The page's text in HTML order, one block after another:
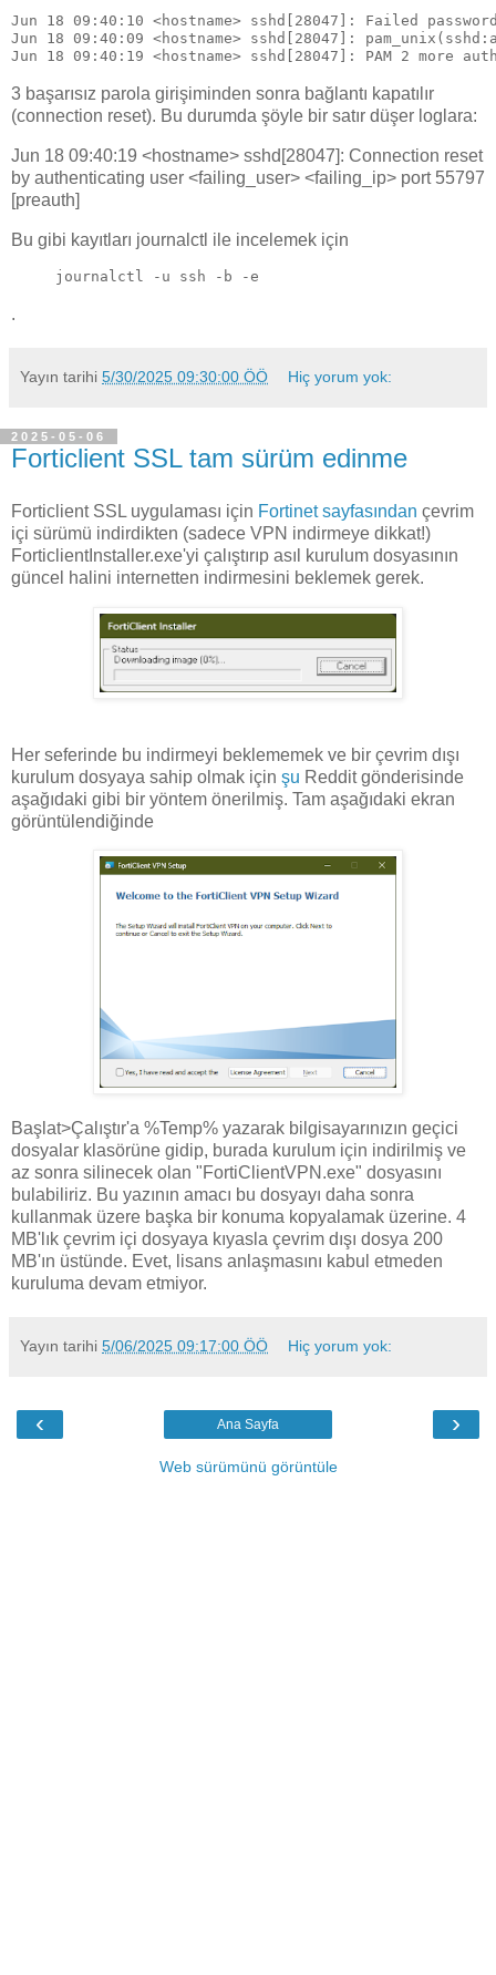
Jun 18 09:40:10 <hostname> sshd[28047]: Failed
Jun 18 09:40:09 <hostname> sshd[28047]:
Jun 18 09:40:19 <hostname> sshd[28047]: PAM 2 more
3 başarısız parola girişiminden sonra bağlantı kapatılır
(connection reset). Bu durumda şöyle bir satır düşer loglara:
Jun 18 09:40:19 <hostname> sshd[28047]: Connection reset
by authenticating user <failing_user> <failing_ip> port 55797
[preauth]
Bu gibi kayıtları journalctl ile incelemek için
journalctl -u ssh -b -e
.
Yayın tarihi 5/30/2025 09:30:00 ÖÖ Hiç yorum yok:
2025-05-06
Forticlient SSL tam sürüm edinme
Forticlient SSL uygulaması için Fortinet sayfasından çevrim
içi sürümü indirdikten (sadece VPN indirmeye dikkat!)
ForticlientInstaller.exe'yi çalıştırıp asıl kurulum dosyasının
güncel halini internetten indirmesini beklemek gerek.
Her seferinde bu indirmeyi beklememek ve bir çevrim dışı
kurulum dosyaya sahip olmak için şu Reddit gönderisinde
aşağıdaki gibi bir yöntem önerilmiş. Tam aşağıdaki ekran
görüntülendiğinde
Başlat>Çalıştır'a %Temp% yazarak bilgisayarınızın geçici
dosyalar klasörüne gidip, burada kurulum için indirilmiş ve
az sonra silinecek olan "FortiClientVPN.exe" dosyasını
bulabiliriz. Bu yazının amacı bu dosyayı daha sonra
kullanmak üzere başka bir konuma kopyalamak üzerine. 4
MB'lık çevrim içi dosyaya kıyasla çevrim dışı dosya 200
MB'ın üstünde. Evet, lisans anlaşmasını kabul etmeden
kuruluma devam etmiyor.
Yayın tarihi 5/06/2025 09:17:00 ÖÖ Hiç yorum yok:
‹ ›
Ana Sayfa
Web sürümünü görüntüle